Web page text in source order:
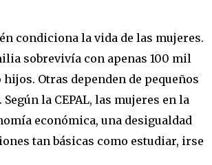
condiciona la vida de las mujeres.
sobrevivía con apenas 100 mil
Otras dependen de pequeños
la CEPAL, las mujeres en la
económica, una desigualdad
tan básicas como estudiar, irse